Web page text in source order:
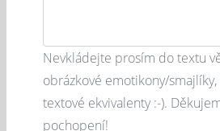
Nevkládejte prosím do textu
obrázkové emotikony/
textové ekvivalenty :-).
pochopení!